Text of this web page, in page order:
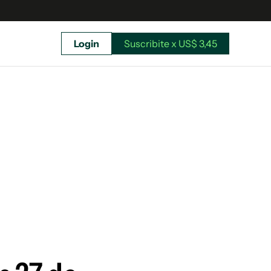
Suscribite x US$ 3,45
Login Suscribite x US$ 3,45